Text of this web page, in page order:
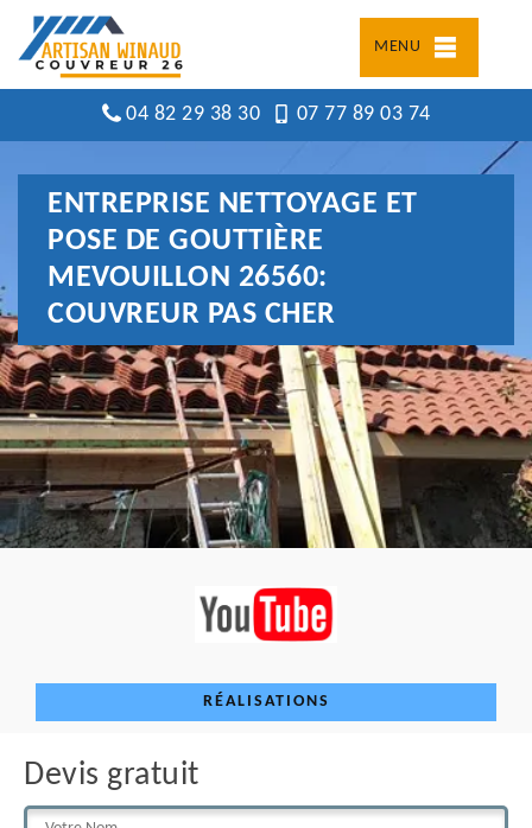
MENU
04 82 29 38 30 07 77 89 03 74
ENTREPRISE NETTOYAGE ET
POSE DE GOUTTIÈRE
MEVOUILLON 26560:
COUVREUR PAS CHER
RÉALISATIONS
Devis gratuit